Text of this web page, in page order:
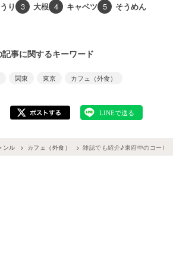
り 3 大根 4 キャベツ 5 そうめん
記事に関するキーワード
関東 東京 カフェ（外食）
ンル カフェ（外食） 雑誌でも紹介♪東府中のコーヒ